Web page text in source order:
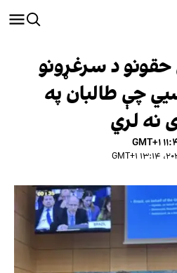
د سرغړونو
چې طالبان په
نه لري